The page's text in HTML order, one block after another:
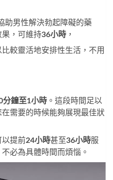
助男性解決勃起障礙的藥
，可維持36小時 ，
較靈活地安排性生活，不用
分鐘至1小時 。這段時間足以
需要的時候能夠展現最佳狀
以提前24小時甚至36小時服
必為具體時間而煩惱。